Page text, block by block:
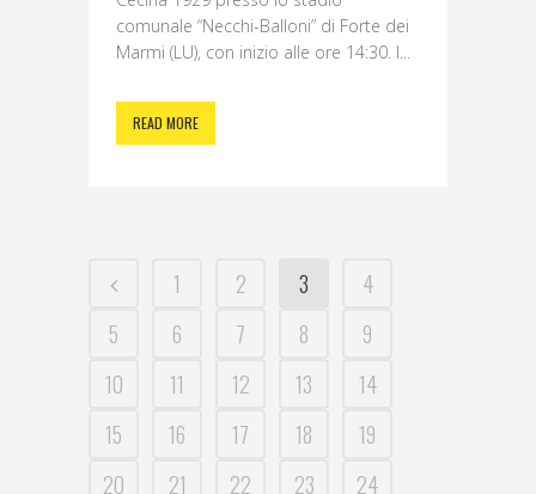
comunale “Necchi-Balloni” di Forte dei
Marmi (LU), con inizio alle ore 14:30. I...
READ MORE
1 2 3
4
5
6 7 8
9
10
11 12 13
14
15
16 17 18
19
20
21 22 23
24